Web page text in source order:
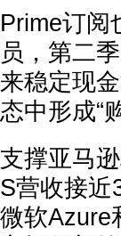
Prime订阅
员，第二
来稳定现
态中形成“
支撑亚马
S营收接近
微软Azure